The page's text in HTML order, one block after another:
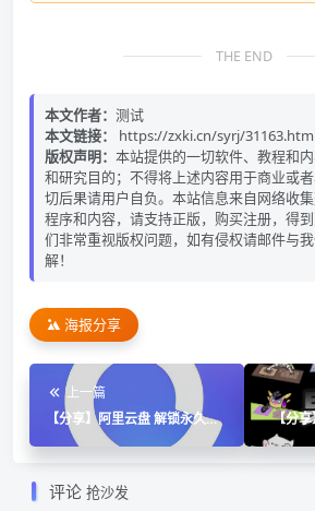
THE END
本文作者： 测试
本文链接：
https://zxki.cn/syrj/
版权声明： 本站提供的一切软件、教程和
和研究目的；不得将上述内容用于商业或
切后果请用户自负。本站信息来自网络收
程序和内容，请支持正版，购买注册，得
们非常重视版权问题，如有侵权请邮件与
解！
海报分享
上一篇
【分享】阿里云盘 解锁永久会
员🔥解锁画质 不限速下载资源
【分
桌宠萌
评论 抢沙发